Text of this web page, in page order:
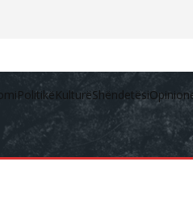
PolitikëKulturëShëndetësi